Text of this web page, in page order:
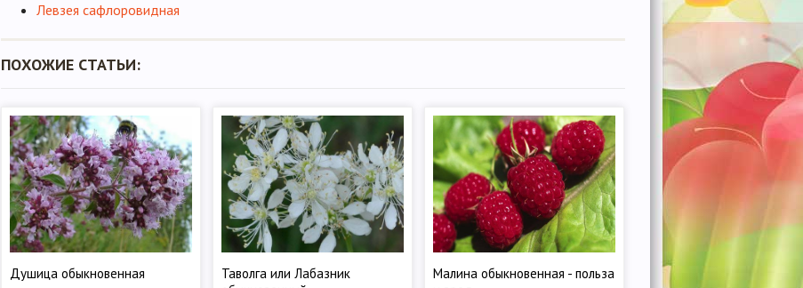
Левзея сафлоровидная
ПОХОЖИЕ СТАТЬИ:
Душица обыкновенная
Таволга или Лабазник
Малина обыкновенная - польза